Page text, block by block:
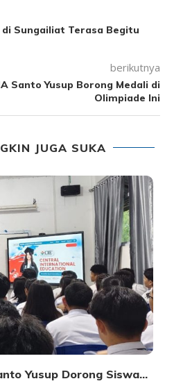
di Sungailiat Terasa Begitu
berikutnya
Santo Yusup Borong Medali di
Olimpiade Ini
JUGA SUKA
Yusup Dorong Siswa...